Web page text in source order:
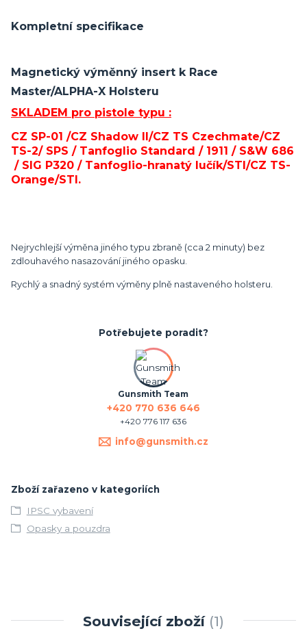
Kompletní specifikace
Magnetický výměnný insert k Race
Master/ALPHA-X Holsteru
SKLADEM pro pistole typu :
CZ SP-01 /CZ Shadow II/CZ TS Czechmate/CZ
TS-2/ SPS / Tanfoglio Standard / 1911 / S&W 686
/ SIG P320 / Tanfoglio-hranatý lučík/STI/CZ TS-
Orange/STI.
Nejrychlejší výměna jiného typu zbraně (cca 2 minuty) bez
zdlouhavého nasazování jiného opasku.
Rychlý a snadný systém výměny plně nastaveného holsteru.
Potřebujete poradit?
Gunsmith Team
+420 770 636 646
+420 776 117 636
info@gunsmith.cz
Zboží zařazeno v kategoriích
IPSC vybavení
Opasky a pouzdra
Související zboží 1